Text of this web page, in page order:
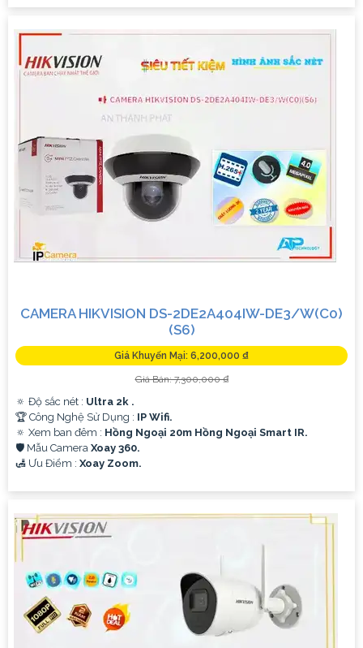
CAMERA HIKVISION DS-2DE2A404IW-DE3/W(C0)
(S6)
Giá Khuyến Mại: 6,200,000 ₫
Giá Bán: 7,300,000 ₫
🔅 Độ sắc nét : Ultra 2k .
🏆 Công Nghệ Sử Dụng : IP Wifi.
🔅 Xem ban đêm : Hồng Ngoại 20m Hồng Ngoại Smart IR.
🛡 Mẫu Camera Xoay 360.
️🛃 Ưu Điểm : Xoay Zoom.